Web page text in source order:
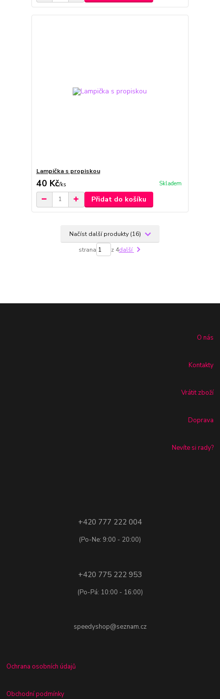
Lampička s propiskou
40 Kč/ks Skladem
Přidat do košíku
Načíst další produkty (16)
strana z 4další
O nás
Kontakty
Vrátit zboží
Doprava
Nevíte si rady?
+420 777 222 004
(Po-Ne: 9:00 - 20:00)
+420 775 222 953
(Po-Pá: 10:00 - 16:00)
speedyshop@seznam.cz
Ochrana osobních údajů
Obchodní podmínky